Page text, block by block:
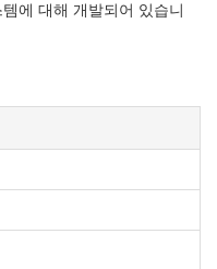
에 대해 개발되어 있습니